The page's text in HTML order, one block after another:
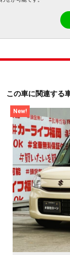
この車に関連する
New!